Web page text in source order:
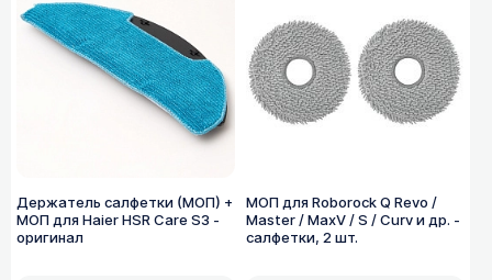
Держатель салфетки (МОП) +
МОП для Haier HSR Care S3 -
оригинал
МОП для Roborock Q Revo /
Master / MaxV / S / Curv и др. -
салфетки, 2 шт.